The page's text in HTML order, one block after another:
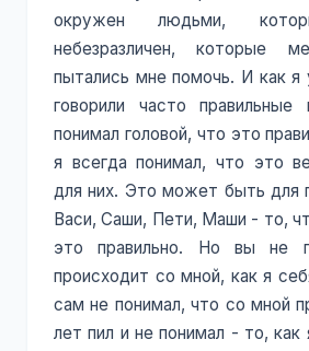
окружен людьми,
небезразличен, которые
пытались мне помочь. И как я
говорили часто
понимал головой, что это
я всегда понимал, что это
для них. Это может быть для
Васи, Саши, Пети, Маши - то,
это правильно. Но вы не
происходит со мной, как я
сам не понимал, что со мной
лет пил и не понимал - то, как